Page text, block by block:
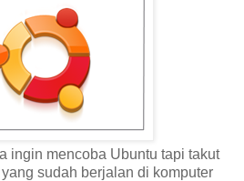
ingin mencoba Ubuntu tapi takut
sudah berjalan di komputer